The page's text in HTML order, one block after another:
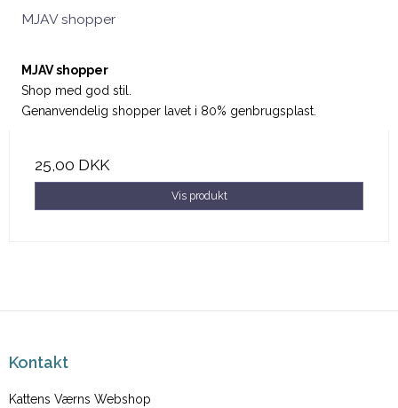
MJAV shopper
MJAV shopper
Shop med god stil.
Genanvendelig shopper lavet i 80% genbrugsplast.
25,00 DKK
Vis produkt
Kontakt
Kattens Værns Webshop